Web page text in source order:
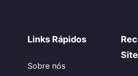
Links Rápidos
Sobre nós
Site